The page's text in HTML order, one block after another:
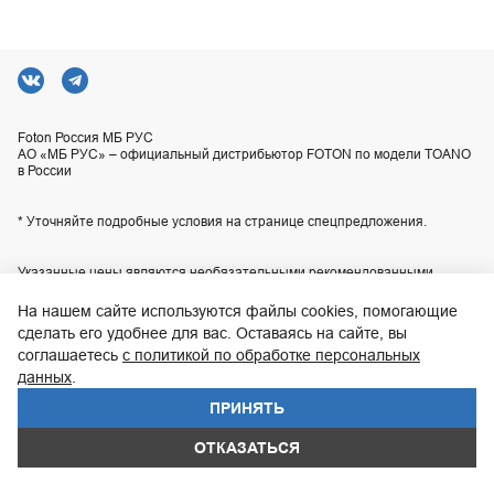
Foton Россия МБ РУС
АО «МБ РУС» – официальный дистрибьютор FOTON по модели TOANO
в России
* Уточняйте подробные условия на странице спецпредложения.
Указанные цены являются необязательными рекомендованными
отличаться от действительных цен. Приобретение любой продукции
осуществляется в соответствии с условиями индивидуального договора
купли-продажи, заключаемого с продавцом. Технические
характеристики, комплектация и изображения автомобилей,
приведенные на сайте, могут отличаться от технических характеристик,
комплектации и внешнего вида автомобилей, поставляемых в
Российскую Федерацию. Актуальную информацию уточняйте по
© 2026, FOTON UDP Auto
На нашем сайте используются файлы cookies, помогающие
сделать его удобнее для вас. Оставаясь на сайте, вы
соглашаетесь с политикой по обработке персональных
данных
ПРИНЯТЬ
ОТКАЗАТЬСЯ
WhatsApp